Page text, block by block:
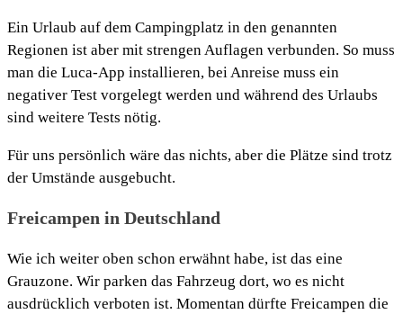
Ein Urlaub auf dem Campingplatz in den genannten
Regionen ist aber mit strengen Auflagen verbunden. So muss
man die Luca-App installieren, bei Anreise muss ein
negativer Test vorgelegt werden und während des Urlaubs
sind weitere Tests nötig.
Für uns persönlich wäre das nichts, aber die Plätze sind trotz
der Umstände ausgebucht.
Freicampen in Deutschland
Wie ich weiter oben schon erwähnt habe, ist das eine
Grauzone. Wir parken das Fahrzeug dort, wo es nicht
ausdrücklich verboten ist. Momentan dürfte Freicampen die